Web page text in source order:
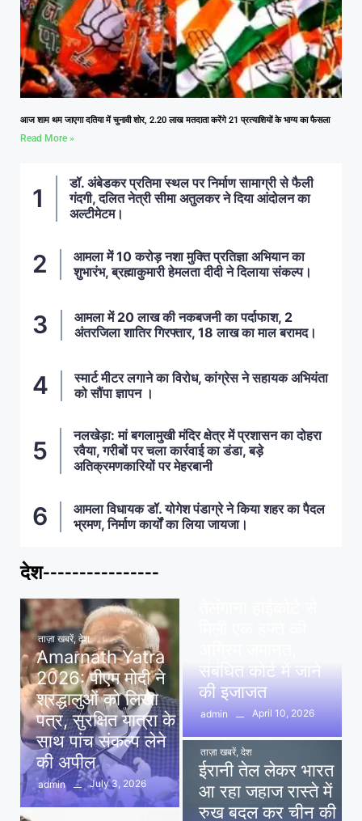
आज शाम थम जाएगा दतिया में चुनावी शोर, 2.20 लाख मतदाता करेंगे 21 प्रत्याशियों के भाग्य का फैसला
Read More »
डॉ. अंबेडकर प्रतिमा स्थल पर निर्माण सामाग्री से फैली
गंदगी, दलित नेत्री सीमा अतुलकर ने दिया आंदोलन का
अल्टीमेटम।
आमला में 10 करोड़ नशा मुक्ति प्रतिज्ञा अभियान का
शुभारंभ, ब्रह्माकुमारी हेमलता दीदी ने दिलाया संकल्प।
आमला में 20 लाख की नकबजनी का पर्दाफाश, 2
अंतरजिला शातिर गिरफ्तार, 18 लाख का माल बरामद।
स्मार्ट मीटर लगाने का विरोध, कांग्रेस ने सहायक अभियंता
को सौंपा ज्ञापन ।
नलखेड़ा: मां बगलामुखी मंदिर क्षेत्र में प्रशासन का दोहरा
रवैया, गरीबों पर चला कार्रवाई का डंडा, बड़े
अतिक्रमणकारियों पर मेहरबानी
आमला विधायक डॉ. योगेश पंडाग्रे ने किया शहर का पैदल
भ्रमण, निर्माण कार्यों का लिया जायजा।
देश----------------
ताज़ा खबरें, देश
Amarnath Yatra
2026: पीएम मोदी ने
श्रद्धालुओं को लिखा
पत्र, सुरक्षित यात्रा के
साथ पांच संकल्प लेने
की अपील
admin July 3, 2026
संबंधित कोर्ट में जाने
की इजाजत
admin April 10, 2026
ताज़ा खबरें, देश
ईरानी तेल लेकर भारत
आ रहा जहाज रास्ते में
रुख बदल कर चीन की